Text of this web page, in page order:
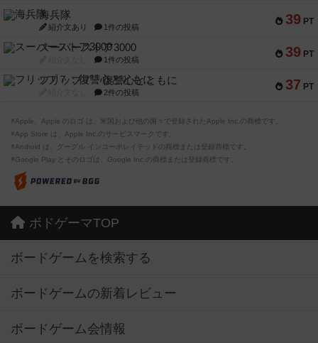
39 PT
海兵隊
紹介文あり 1件の投稿
39 PT
スーパーストア3000
1件の投稿
37 PT
フリップ７：復讐心とともに
2件の投稿
※Apple、Apple のロゴ は、米国および他の国々で登録されたApple Inc.の商標です。
※App Store は、Apple Inc.のサービスマークです。
※Android は、グーグル インコーポレイテッドの商標または登録商標です。
※Google Play とそのロゴは、Google Inc.の商標または登録商標です。
ボドゲーマTOP
ボードゲームを検索する
ボードゲームの新着レビュー
ボードゲーム会情報